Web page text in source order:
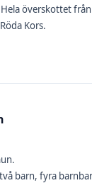
överskottet
Kors.
barn, fyra